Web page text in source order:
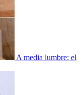
A media lumbre: el